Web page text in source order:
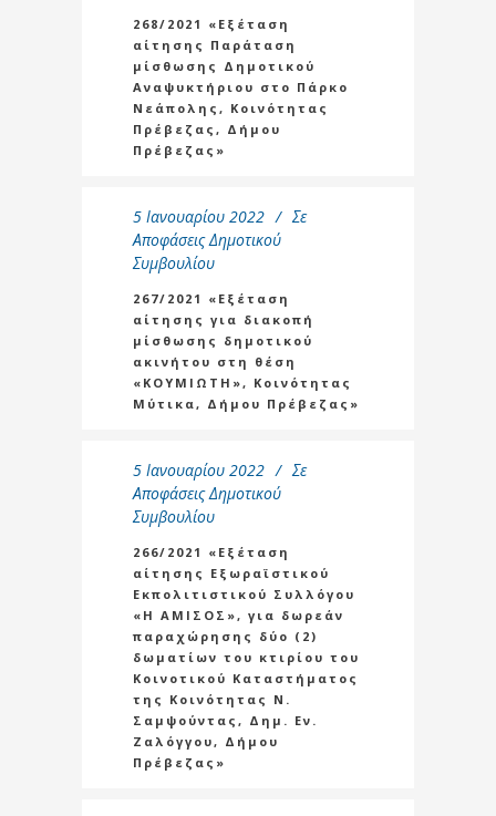
268/2021 «Εξέταση
αίτησης Παράταση
μίσθωσης Δημοτικού
Αναψυκτήριου στο Πάρκο
Νεάπολης, Κοινότητας
Πρέβεζας, Δήμου
Πρέβεζας»
5 Ιανουαρίου 2022
Σε
Αποφάσεις Δημοτικού
Συμβουλίου
267/2021 «Εξέταση
αίτησης για διακοπή
μίσθωσης δημοτικού
ακινήτου στη θέση
«ΚΟΥΜΙΩΤΗ», Κοινότητας
Μύτικα, Δήμου Πρέβεζας»
5 Ιανουαρίου 2022
Σε
Αποφάσεις Δημοτικού
Συμβουλίου
266/2021 «Εξέταση
αίτησης Εξωραϊστικού
Εκπολιτιστικού Συλλόγου
«Η ΑΜΙΣΟΣ», για δωρεάν
παραχώρησης δύο (2)
δωματίων του κτιρίου του
Κοινοτικού Καταστήματος
της Κοινότητας Ν.
Σαμψούντας, Δημ. Εν.
Ζαλόγγου, Δήμου
Πρέβεζας»